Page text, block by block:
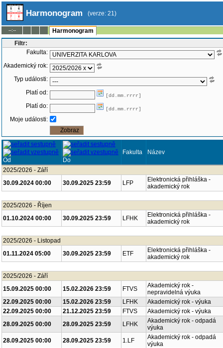
Harmonogram (verze: 21)
--:--
Harmonogram
Filtr:
Fakulta:
Akademický rok:
Typ události:
Platí od:
[dd.mm.rrrr]
Platí do: [dd.mm.rrrr]
Moje události:
Od Do
Fakulta Název
2025/2026 - Září
30.09.2024 00:00
30.09.2025 23:59 LFP
Elektronická přihláška -
akademický rok
2025/2026 - Říjen
01.10.2024 00:00
30.09.2025 23:59 LFHK
Elektronická přihláška -
akademický rok
2025/2026 - Listopad
01.11.2024 05:00
30.09.2025 23:59 ETF
Elektronická přihláška -
akademický rok
2025/2026 - Září
15.09.2025 00:00
15.02.2026 23:59 FTVS
Akademický rok -
nepravidelná výuka
22.09.2025 00:00
15.02.2026 23:59 LFHK
Akademický rok - výuka
22.09.2025 00:00
21.12.2025 23:59 FTVS
Akademický rok - výuka
28.09.2025 00:00
28.09.2025 23:59 LFHK
Akademický rok - odpadá
výuka
28.09.2025 00:00
28.09.2025 23:59 1.LF
Akademický rok - odpadá
výuka